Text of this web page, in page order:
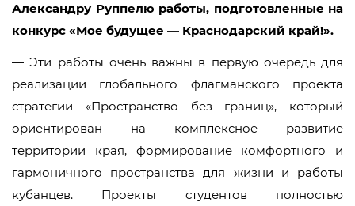
Александру Руппелю работы, подготовленные на
конкурс «Мое будущее — Краснодарский край!».
— Эти работы очень важны в первую очередь для
реализации глобального флагманского проекта
стратегии «Пространство без границ», который
ориентирован на комплексное развитие
территории края, формирование комфортного и
гармоничного пространства для жизни и работы
кубанцев. Проекты студентов полностью